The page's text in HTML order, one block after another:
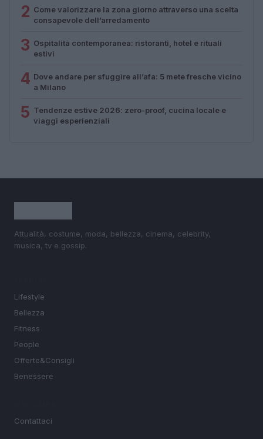
2 Come valorizzare la zona giorno attraverso una scelta
consapevole dell’arredamento
3 Ospitalità contemporanea: ristoranti, hotel e rituali
estivi
4 Dove andare per sfuggire all’afa: 5 mete fresche vicino
a Milano
5 Tendenze estive 2026: zero-proof, cucina locale e
viaggi esperienziali
Attualità, costume, moda, bellezza, cinema, celebrity,
musica, tv e gossip.
Lifestyle
Bellezza
Fitness
People
Offerte&Consigli
Benessere
Contattaci